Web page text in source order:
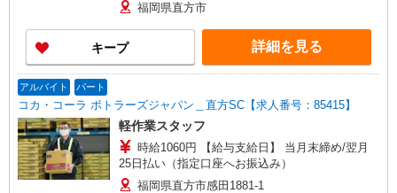
福岡県直方市
キープ 詳細を見る
アルバイト パート
コカ・コーラ ボトラーズジャパン＿直方SC【求人番号：85415】
軽作業スタッフ
時給1060円 【給与支給日】 当月末締め/翌月
25日払い（指定口座へお振込み）
福岡県直方市感田1881-1